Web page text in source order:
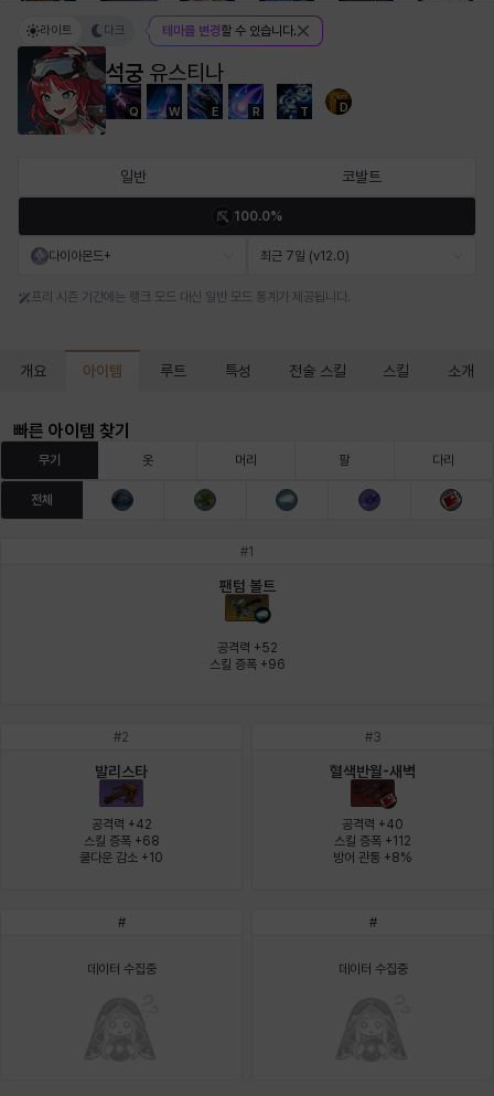
레온 루크 르노어
바바라 버니스 블레어 비앙카 비형 샬럿
아야 아이솔 아이작 알렉스 알론소 얀
에키온
이안 재키
크레이버 타지아
석궁 유스티나
Q W E R T D
라이트 다크 테마를 변경할 수 있습니다.
일반 코발트
100.0%
다이아몬드+ 최근 7일 (v12.0)
프리 시즌 기간에는 랭크 모드 대신 일반 모드 통계가 제공됩니다.
개요 아이템 루트 특성 전술 스킬 스킬 소개
빠른 아이템 찾기
무기 옷 머리 팔 다리
전체
#1
팬텀 볼트
공격력 +52
스킬 증폭 +96
#2
발리스타
공격력 +42
스킬 증폭 +68
쿨다운 감소 +10
#3
혈색반월-새벽
공격력 +40
스킬 증폭 +112
방어 관통 +8%
#
데이터 수집중
#
데이터 수집중